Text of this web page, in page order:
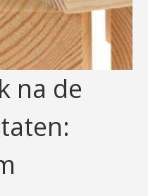
na de